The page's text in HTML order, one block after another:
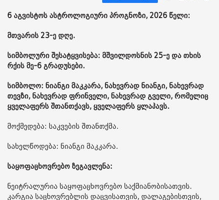
6 აგვისტოს ასტროლოგიური პროგნოზი, 2026 წელი:
მთვარის 23-ე დღე.
სიმბოლური შესატყვისება: მშვილდოსნის 25-ე და თხის
რქის მე-6 გრადუსები.
სიმბოლო: ნიანგი მაკკარა, ნახევრად ნიანგი, ნახევრად
თევზი, ნახევრად ფრინველი, ნახევრად გველი, რომელიც
ყველაფერს შთანთქავს, ყველაფერს ყლაპავს.
მოქმედება: საკვების შთანთქმა.
სახელწოდება: ნიანგი მაკკარა.
საყოფაცხოვრებო ზეგავლენა:
ნეიტრალურია საყოფაცხოვრებო საქმიანობისათვის.
კარგია საცხოვრებლის დაცვისათვის, დალაგებისთვის,